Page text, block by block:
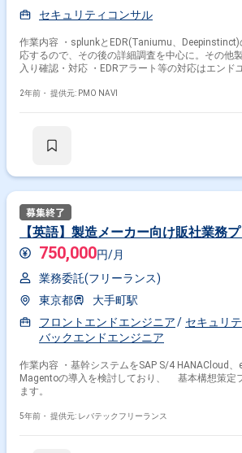
セキュリティコンサル
作業内容 ・splunkとEDR(Taniumu、Deepinstinct)
応するので、その後の詳細調査を中心に。その他
入り確認・対応 ・EDRアラート等の対応はエンド
器、認証(EntraID)、zscalerなどのログを取り込ん
グ監査) ※定期的なログ確認
2年前・ 提供元: PMO NAVI
【英語】製造メーカー向け販社業務
750,000円/月
業務委託(フリーランス)
東京都
大手町駅
フロントエンドエンジニア
セキュリ
バックエンドエンジニア
作業内容 ・基幹システムをSAP S/4 HANACloud
Magentoの導入を検討しており、 基本構想策定
ます。
5年前・ 提供元: レバテックフリーランス